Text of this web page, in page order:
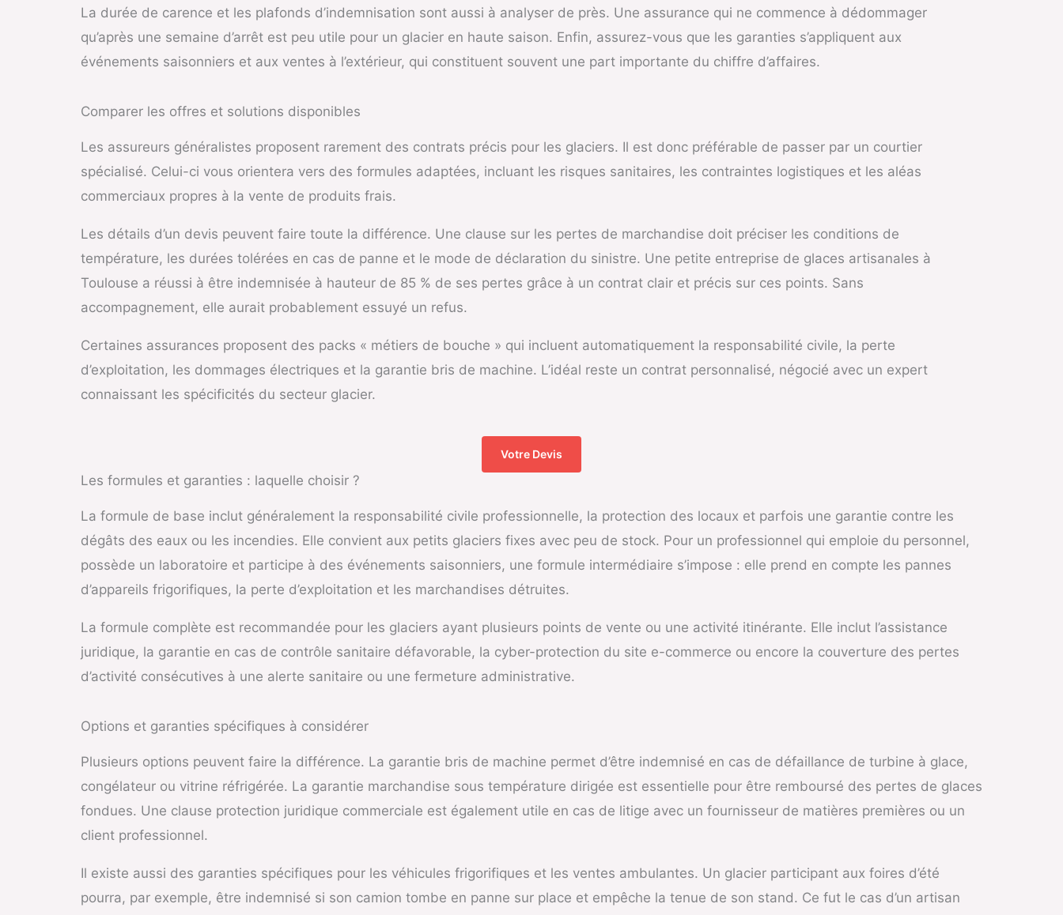
La durée de carence et les plafonds d’indemnisation sont aussi à analyser de près. Une assurance qui ne commence à dédommager
qu’après une semaine d’arrêt est peu utile pour un glacier en haute saison. Enfin, assurez-vous que les garanties s’appliquent aux
événements saisonniers et aux ventes à l’extérieur, qui constituent souvent une part importante du chiffre d’affaires.
Comparer les offres et solutions disponibles
Les assureurs généralistes proposent rarement des contrats précis pour les glaciers. Il est donc préférable de passer par un courtier
spécialisé. Celui-ci vous orientera vers des formules adaptées, incluant les risques sanitaires, les contraintes logistiques et les aléas
commerciaux propres à la vente de produits frais.
Les détails d’un devis peuvent faire toute la différence. Une clause sur les pertes de marchandise doit préciser les conditions de
température, les durées tolérées en cas de panne et le mode de déclaration du sinistre. Une petite entreprise de glaces artisanales à
Toulouse a réussi à être indemnisée à hauteur de 85 % de ses pertes grâce à un contrat clair et précis sur ces points. Sans
accompagnement, elle aurait probablement essuyé un refus.
Certaines assurances proposent des packs « métiers de bouche » qui incluent automatiquement la responsabilité civile, la perte
d’exploitation, les dommages électriques et la garantie bris de machine. L’idéal reste un contrat personnalisé, négocié avec un expert
connaissant les spécificités du secteur glacier.
Votre Devis
Les formules et garanties : laquelle choisir ?
La formule de base inclut généralement la responsabilité civile professionnelle, la protection des locaux et parfois une garantie contre les
dégâts des eaux ou les incendies. Elle convient aux petits glaciers fixes avec peu de stock. Pour un professionnel qui emploie du personnel,
possède un laboratoire et participe à des événements saisonniers, une formule intermédiaire s’impose : elle prend en compte les pannes
d’appareils frigorifiques, la perte d’exploitation et les marchandises détruites.
La formule complète est recommandée pour les glaciers ayant plusieurs points de vente ou une activité itinérante. Elle inclut l’assistance
juridique, la garantie en cas de contrôle sanitaire défavorable, la cyber-protection du site e-commerce ou encore la couverture des pertes
d’activité consécutives à une alerte sanitaire ou une fermeture administrative.
Options et garanties spécifiques à considérer
Plusieurs options peuvent faire la différence. La garantie bris de machine permet d’être indemnisé en cas de défaillance de turbine à glace,
congélateur ou vitrine réfrigérée. La garantie marchandise sous température dirigée est essentielle pour être remboursé des pertes de glaces
fondues. Une clause protection juridique commerciale est également utile en cas de litige avec un fournisseur de matières premières ou un
client professionnel.
Il existe aussi des garanties spécifiques pour les véhicules frigorifiques et les ventes ambulantes. Un glacier participant aux foires d’été
pourra, par exemple, être indemnisé si son camion tombe en panne sur place et empêche la tenue de son stand. Ce fut le cas d’un artisan